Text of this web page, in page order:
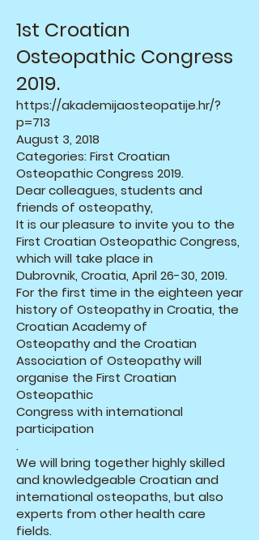
1st Croatian
Osteopathic Congress
2019.
https://akademijaosteopatije.hr/?
p=713
August 3, 2018
Categories: First Croatian
Osteopathic Congress 2019.
Dear colleagues, students and
friends of osteopathy,
It is our pleasure to invite you to the
First Croatian Osteopathic Congress,
which will take place in
Dubrovnik, Croatia, April 26-30, 2019.
For the first time in the eighteen year
history of Osteopathy in Croatia, the
Croatian Academy of
Osteopathy and the Croatian
Association of Osteopathy will
organise the First Croatian
Osteopathic
Congress with international
participation
.
We will bring together highly skilled
and knowledgeable Croatian and
international osteopaths, but also
experts from other health care
fields.